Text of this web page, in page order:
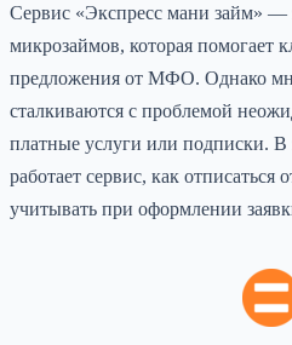
Сервис «Экспресс мани займ» —
микрозаймов, которая помогает
предложения от МФО. Однако
сталкиваются с проблемой
платные услуги или подписки. В
работает сервис, как
учитывать при оформлении